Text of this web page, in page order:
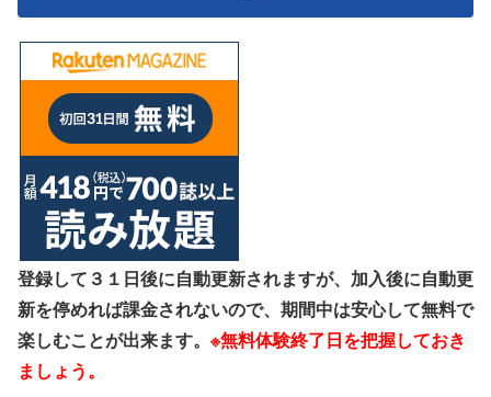
登録して３１日後に自動更新されますが、加入後に自動更
新を停めれば課金されないので、期間中は安心して無料で
楽しむことが出来ます。 ※無料体験終了日を把握しておき
ましょう。